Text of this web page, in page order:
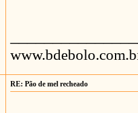
RE: Pão de mel recheado